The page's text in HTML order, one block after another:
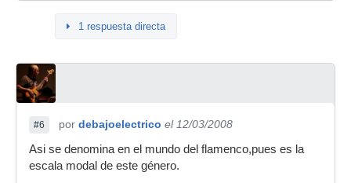
1 respuesta directa
#6 por debajoelectrico el 12/03/2008
Asi se denomina en el mundo del flamenco,pues es la
escala modal de este género.